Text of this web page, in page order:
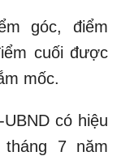
góc, điểm
cuối được
mốc.
có hiệu
7 năm